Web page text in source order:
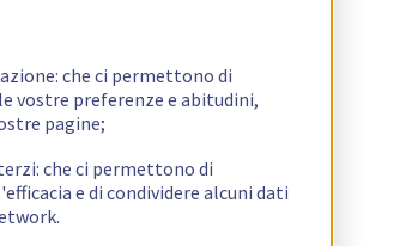
che ci permettono di
vostre preferenze e abitudini,
pagine;
che ci permettono di
e di condividere alcuni dati